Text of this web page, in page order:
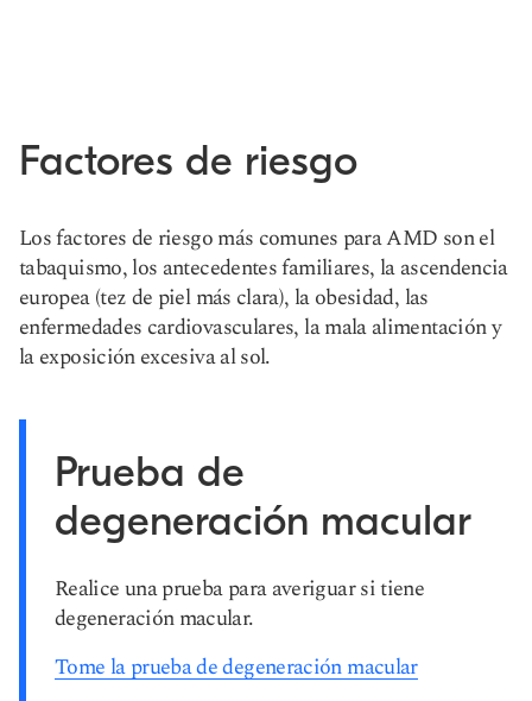
Factores de riesgo
Los factores de riesgo más comunes para AMD son el
tabaquismo, los antecedentes familiares, la ascendencia
europea (tez de piel más clara), la obesidad, las
enfermedades cardiovasculares, la mala alimentación y
la exposición excesiva al sol.
Prueba de
degeneración macular
Realice una prueba para averiguar si tiene
degeneración macular.
Tome la prueba de degeneración macular